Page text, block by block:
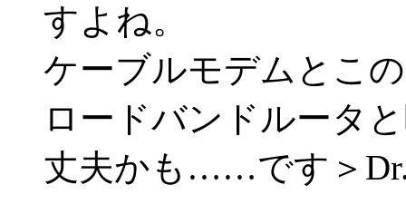
すよね。
ケーブルモデムとこ
ロードバンドルータ
丈夫かも……です＞